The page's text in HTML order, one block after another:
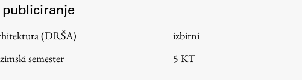
(DRŠA)
semester
izbirni
5 KT